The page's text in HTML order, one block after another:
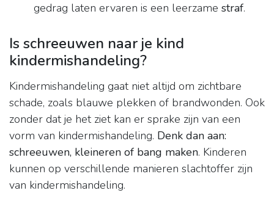
gedrag laten ervaren is een leerzame straf.
Is schreeuwen naar je kind
kindermishandeling?
Kindermishandeling gaat niet altijd om zichtbare
schade, zoals blauwe plekken of brandwonden. Ook
zonder dat je het ziet kan er sprake zijn van een
vorm van kindermishandeling. Denk dan aan:
schreeuwen, kleineren of bang maken. Kinderen
kunnen op verschillende manieren slachtoffer zijn
van kindermishandeling.